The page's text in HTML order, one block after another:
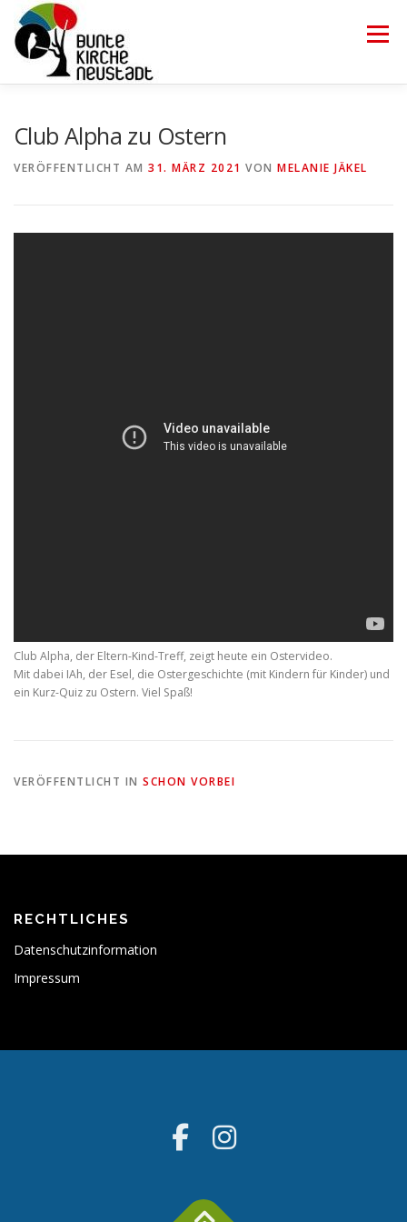
Inhalt
springen
Menü
Club Alpha zu Ostern
VERÖFFENTLICHT AM 31. MÄRZ 2021 VON MELANIE JÄKEL
Club Alpha, der Eltern-Kind-Treff, zeigt heute ein Ostervideo.
Mit dabei IAh, der Esel, die Ostergeschichte (mit Kindern für Kinder) und
ein Kurz-Quiz zu Ostern. Viel Spaß!
VERÖFFENTLICHT IN SCHON VORBEI
RECHTLICHES
Datenschutzinformation
Impressum